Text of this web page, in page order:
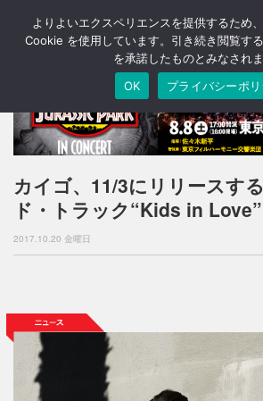
カイゴ、11/3にリリースす
ド・トラック“Kids in
2017.10.20 金曜日
よりよいエクスペリエンスを提供するため
Cookie を使用しています。引き続き閲覧す
を承諾したものとみなされま
OK
プライバシーポリ